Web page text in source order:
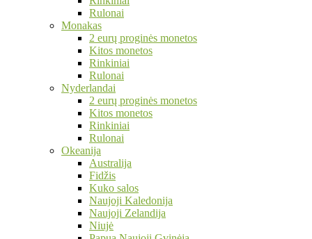
Rulonai
Monakas
2 eurų proginės monetos
Kitos monetos
Rinkiniai
Rulonai
Nyderlandai
2 eurų proginės monetos
Kitos monetos
Rinkiniai
Rulonai
Okeanija
Australija
Fidžis
Kuko salos
Naujoji Kaledonija
Naujoji Zelandija
Niujė